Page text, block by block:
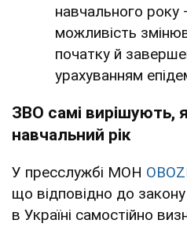
навчального року
можливість
початку й
урахуванням
ЗВО самі вирішують,
навчальний рік
У пресслужбі МОН
що відповідно до
в Україні самостійно